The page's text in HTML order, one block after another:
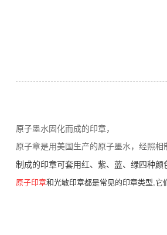
原子墨水固化而成的印章，
原子章是用美国生产的原子墨水，经照相
制成的印章可套用红、紫、蓝、绿四种
原子印章和光敏印章都是常见的印章类型,它